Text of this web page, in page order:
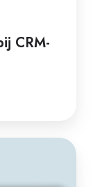
CRM-